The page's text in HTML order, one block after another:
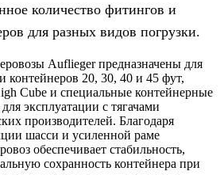
количество фитингов и
для разных видов погрузки.
Auflieger предназначены для
контейнеров 20, 30, 40 и 45 фут,
Cube и специальные контейнерные
эксплуатации с тягачами
производителей. Благодаря
шасси и усиленной раме
обеспечивает стабильность,
сохранность контейнера при